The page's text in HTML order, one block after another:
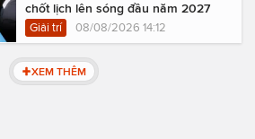
chốt lịch lên sóng đầu năm 2027
Giải trí 08/08/2026 14:12
XEM THÊM